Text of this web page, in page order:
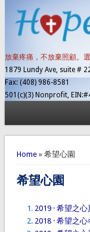
放棄疼痛，不放棄照顧。
1879 Lundy Ave, suite #
Fax: (408) 986-8581
501(c)(3) Nonprofit,
You are here
Home» 希望心園
希望心園
2019 · 希望之心
2018 · 希望之心